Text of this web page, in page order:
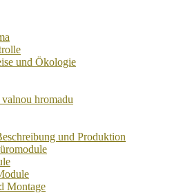
und Ökologie
hromadu
und Produktion
Montage